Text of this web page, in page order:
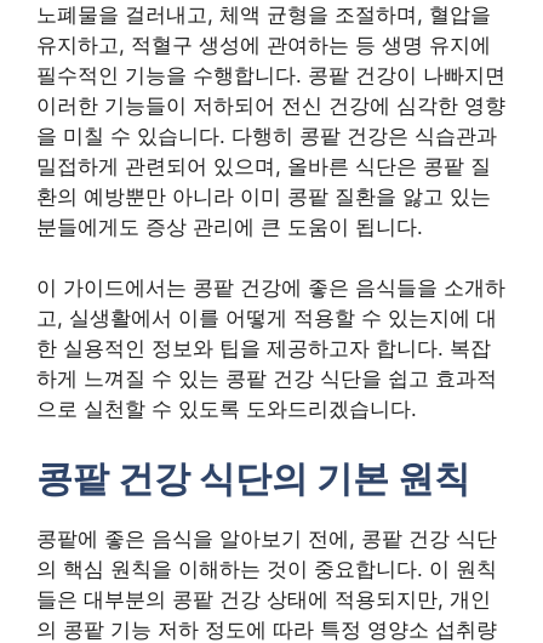
노폐물을 걸러내고, 체액 균형을 조절하며, 혈압을
유지하고, 적혈구 생성에 관여하는 등 생명 유지에
필수적인 기능을 수행합니다. 콩팥 건강이 나빠지면
이러한 기능들이 저하되어 전신 건강에 심각한 영향
을 미칠 수 있습니다. 다행히 콩팥 건강은 식습관과
밀접하게 관련되어 있으며, 올바른 식단은 콩팥 질
환의 예방뿐만 아니라 이미 콩팥 질환을 앓고 있는
분들에게도 증상 관리에 큰 도움이 됩니다.
이 가이드에서는 콩팥 건강에 좋은 음식들을 소개하
고, 실생활에서 이를 어떻게 적용할 수 있는지에 대
한 실용적인 정보와 팁을 제공하고자 합니다. 복잡
하게 느껴질 수 있는 콩팥 건강 식단을 쉽고 효과적
으로 실천할 수 있도록 도와드리겠습니다.
콩팥 건강 식단의 기본 원칙
콩팥에 좋은 음식을 알아보기 전에, 콩팥 건강 식단
의 핵심 원칙을 이해하는 것이 중요합니다. 이 원칙
들은 대부분의 콩팥 건강 상태에 적용되지만, 개인
의 콩팥 기능 저하 정도에 따라 특정 영양소 섭취량